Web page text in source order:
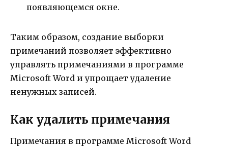
появляющемся окне.
Таким образом, создание выборки
примечаний позволяет эффективно
управлять примечаниями в программе
Microsoft Word и упрощает удаление
ненужных записей.
Как удалить примечания
Примечания в программе Microsoft Word